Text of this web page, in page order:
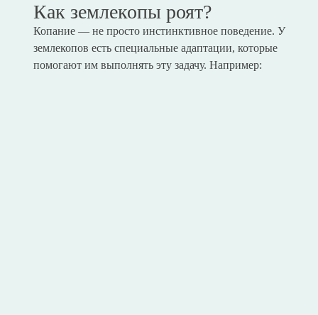
Как землекопы роят?
Копание — не просто инстинктивное поведение. У
землекопов есть специальные адаптации, которые
помогают им выполнять эту задачу. Например: